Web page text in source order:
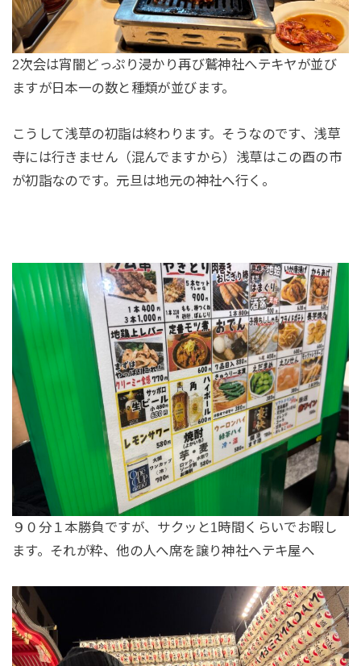
2次会は宵闇どっぷり浸かり再び鷲神社へテキヤが並び
ますが日本一の数と種類が並びます。
こうして浅草の初詣は終わります。そうなのです、浅草
寺には行きません（混んでますから）浅草はこの酉の市
が初詣なのです。元旦は地元の神社へ行く。
９０分１本勝負ですが、サクッと1時間くらいでお暇し
ます。それが粋、他の人へ席を譲り神社へテキ屋へ